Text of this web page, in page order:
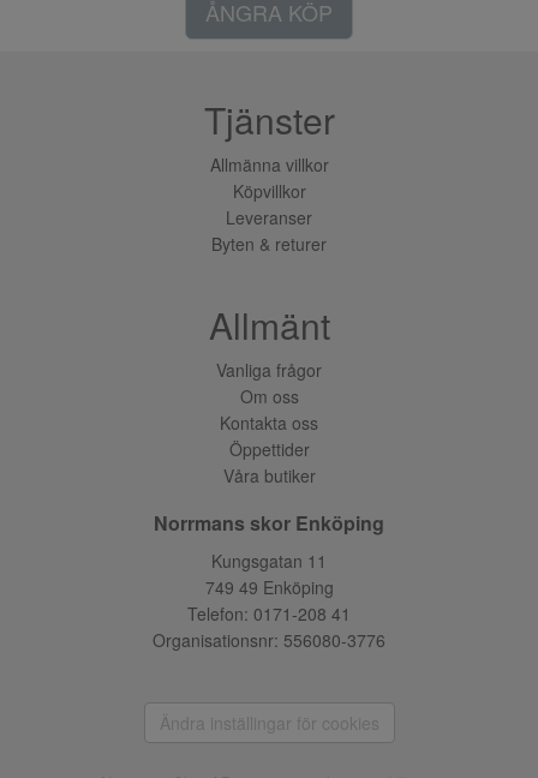
ÅNGRA KÖP
Tjänster
Allmänna villkor
Köpvillkor
Leveranser
Byten & returer
Allmänt
Vanliga frågor
Om oss
Kontakta oss
Öppettider
Våra butiker
Norrmans skor Enköping
Kungsgatan 11
749 49 Enköping
Telefon: 0171-208 41
Organisationsnr: 556080-3776
Ändra inställingar för cookies